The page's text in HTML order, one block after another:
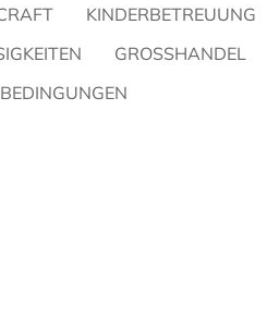
KINDERBETREUUNG
GROSSHANDEL